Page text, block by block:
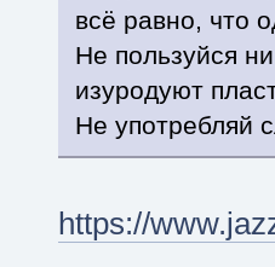
всё равно, что
Не пользуйся
изуродуют
Не употребляй
https://